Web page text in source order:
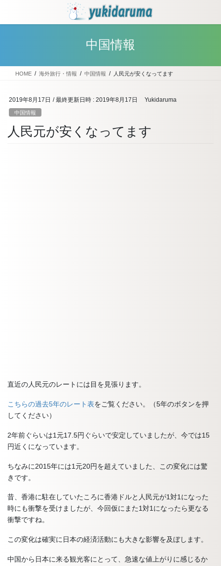
テ
ス
ゲ
ン
中国情報
HOME 海外旅行・情報 中国情報 人民元が安くなってます
2019年8月17日 / 最終更新日時 : 2019年8月17日 Yukidaruma
中国情報
人民元が安くなってます
直近の人民元のレートには目を見張ります。
こちらの過去5年のレート表をご覧ください。（5年のボタンを押
してください）
2年前ぐらいは1元17.5円ぐらいで安定していましたが、今では15
円近くになっています。
ちなみに2015年には1元20円を超えていました、この変化には驚
きです。
昔、香港に駐在していたころに香港ドルと人民元が1対1になった
時にも衝撃を受けましたが、今回仮にまた1対1になったら更なる
衝撃ですね。
この変化は確実に日本の経済活動にも大きな影響を及ぼします。
中国から日本に来る観光客にとって、急速な値上がりに感じるか